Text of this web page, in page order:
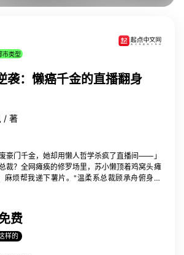
市类型
袭：懒癌千金的直播翻身
/ 著
豪门千金，她却用懒人哲学杀疯了直播间——」
裁？全网瘫痪的修罗场里，苏小懒顶着鸡窝头瘫
麻烦帮我递下薯片。"温柔系总裁顾承舟俯身低
你。"全网嗑疯时，唯有苏小懒看穿了他眼底的
海王鱼塘的致命玫瑰，她用懒人法则撕碎都市丛
人早已布下天罗地网——"小懒猫，游戏才刚开
费
样的